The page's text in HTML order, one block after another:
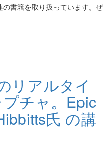
書籍を取り扱っています。ぜ
リアルタイ
チャ。Epic
氏 の講